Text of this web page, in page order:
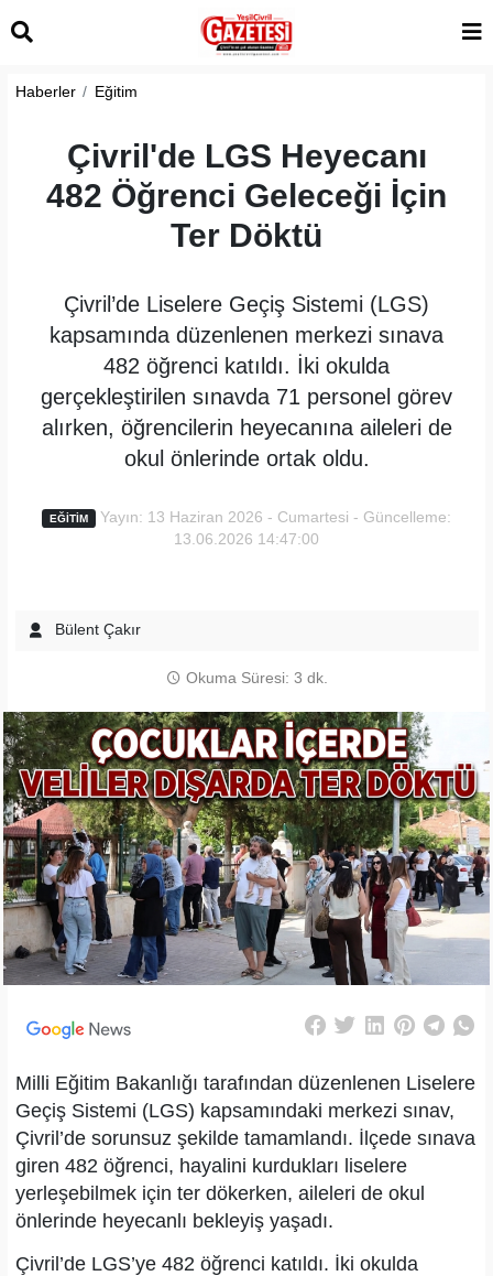
Haberler Eğitim
Çivril'de LGS Heyecanı
482 Öğrenci Geleceği İçin
Ter Döktü
Çivril’de Liselere Geçiş Sistemi (LGS)
kapsamında düzenlenen merkezi sınava
482 öğrenci katıldı. İki okulda
gerçekleştirilen sınavda 71 personel görev
alırken, öğrencilerin heyecanına aileleri de
okul önlerinde ortak oldu.
EĞITIM Yayın: 13 Haziran 2026 - Cumartesi - Güncelleme:
13.06.2026 14:47:00
Bülent Çakır
Okuma Süresi: 3 dk.
Milli Eğitim Bakanlığı tarafından düzenlenen Liselere
Geçiş Sistemi (LGS) kapsamındaki merkezi sınav,
Çivril’de sorunsuz şekilde tamamlandı. İlçede sınava
giren 482 öğrenci, hayalini kurdukları liselere
yerleşebilmek için ter dökerken, aileleri de okul
önlerinde heyecanlı bekleyiş yaşadı.
Çivril’de LGS’ye 482 öğrenci katıldı. İki okulda